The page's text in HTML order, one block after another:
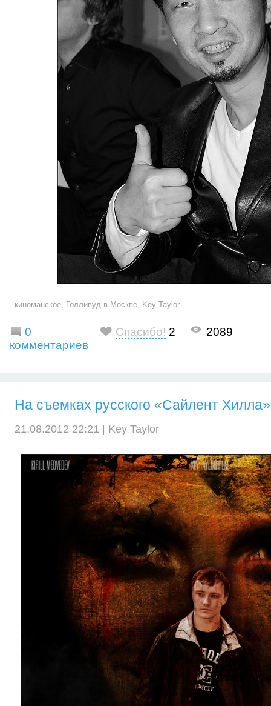
киноманское Голливуд в Москве Key Taylor
0
комментариев
Спасибо! 2 2089
На съемках русского «Сайлент
21.08.2012 22:21 | Key Taylor